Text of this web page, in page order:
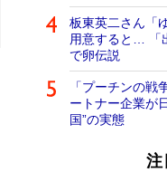
板東英二さん「
用意すると… 「
で卵伝説
「プーチンの
ートナー企業が
国”の実態
注